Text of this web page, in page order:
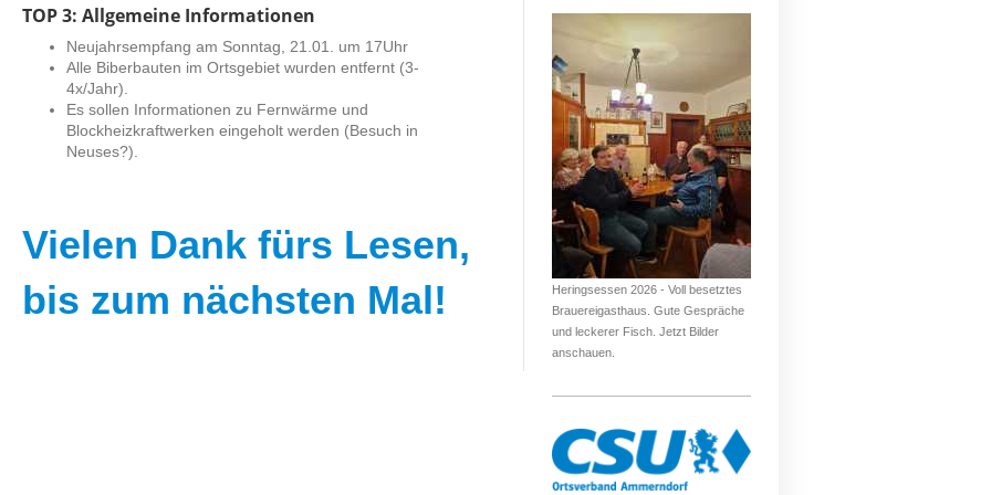
TOP 3: Allgemeine Informationen
Neujahrsempfang am Sonntag, 21.01. um 17Uhr
Alle Biberbauten im Ortsgebiet wurden entfernt (3-
4x/Jahr).
Es sollen Informationen zu Fernwärme und
Blockheizkraftwerken eingeholt werden (Besuch in
Neuses?).
Vielen Dank fürs Lesen,
bis zum nächsten Mal!
Heringsessen 2026 - Voll besetztes
Brauereigasthaus. Gute Gespräche
und leckerer Fisch. Jetzt Bilder
anschauen.